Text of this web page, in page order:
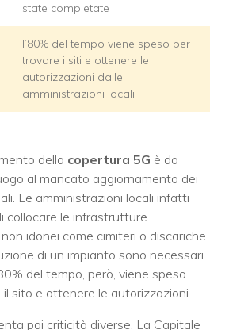
state completate
l’80% del tempo viene speso per
trovare i siti e ottenere le
autorizzazioni dalle
amministrazioni locali
della copertura 5G è da
al mancato aggiornamento dei
Le amministrazioni locali infatti
collocare le infrastrutture
idonei come cimiteri o discariche.
di un impianto sono necessari
del tempo, però, viene speso
sito e ottenere le autorizzazioni.
poi criticità diverse. La Capitale